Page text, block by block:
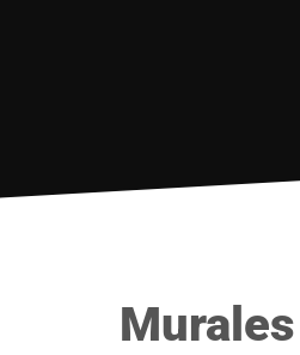
Murales